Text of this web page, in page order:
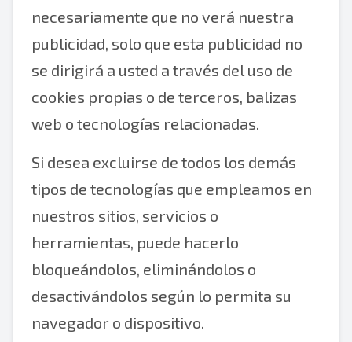
necesariamente que no verá nuestra
publicidad, solo que esta publicidad no
se dirigirá a usted a través del uso de
cookies propias o de terceros, balizas
web o tecnologías relacionadas.
Si desea excluirse de todos los demás
tipos de tecnologías que empleamos en
nuestros sitios, servicios o
herramientas, puede hacerlo
bloqueándolos, eliminándolos o
desactivándolos según lo permita su
navegador o dispositivo.